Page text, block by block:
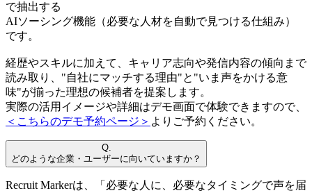
で抽出する
AIソーシング機能（必要な人材を自動で見つける仕組み）
です。
経歴やスキルに加えて、キャリア志向や発信内容の傾向まで
読み取り、"自社にマッチする理由"と"いま声をかける意
味"が揃った理想の候補者を提案します。
実際の活用イメージや詳細はデモ画面で体験できますので、
＜こちらのデモ予約ページ＞ よりご予約ください。
Q.
どのような企業・ユーザーに向いていますか？
Recruit Markerは、「必要な人に、必要なタイミングで声を届